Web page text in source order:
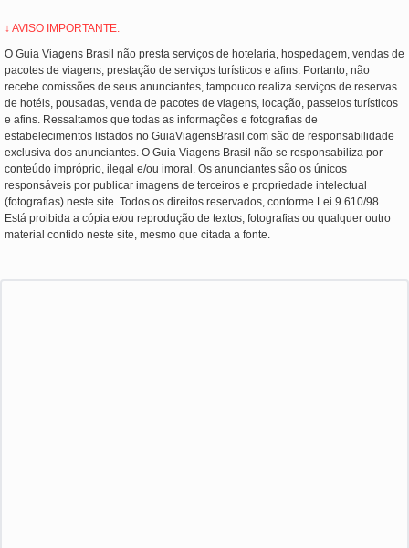
↓ AVISO IMPORTANTE:
O Guia Viagens Brasil não presta serviços de hotelaria, hospedagem, vendas de
pacotes de viagens, prestação de serviços turísticos e afins. Portanto, não
recebe comissões de seus anunciantes, tampouco realiza serviços de reservas
de hotéis, pousadas, venda de pacotes de viagens, locação, passeios turísticos
e afins. Ressaltamos que todas as informações e fotografias de
estabelecimentos listados no GuiaViagensBrasil.com são de responsabilidade
exclusiva dos anunciantes. O Guia Viagens Brasil não se responsabiliza por
conteúdo impróprio, ilegal e/ou imoral. Os anunciantes são os únicos
responsáveis por publicar imagens de terceiros e propriedade intelectual
(fotografias) neste site. Todos os direitos reservados, conforme Lei 9.610/98.
Está proibida a cópia e/ou reprodução de textos, fotografias ou qualquer outro
material contido neste site, mesmo que citada a fonte.